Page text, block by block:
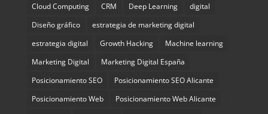
Cloud Computing
CRM Deep Learning
digital
Diseño gráfico
estrategia de marketing digital
estrategia digital
Growth Hacking
Machine learning
Marketing Digital
Marketing Digital España
Posicionamiento SEO
Posicionamiento SEO Alicante
Posicionamiento Web
Posicionamiento Web Alicante